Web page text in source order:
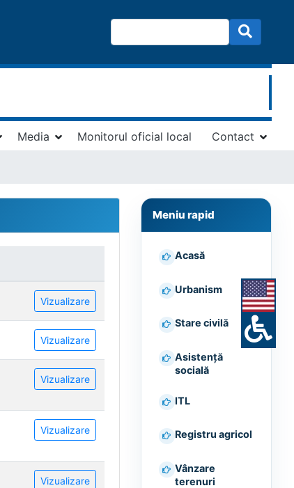
Media Monitorul oficial local Contact
Vizualizare
Vizualizare
Vizualizare
Vizualizare
Vizualizare
Meniu rapid
Acasă
Urbanism
Stare civilă
Asistență
socială
ITL
Registru agricol
Vânzare
terenuri